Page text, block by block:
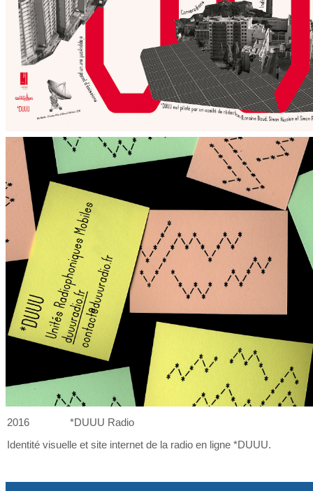
2016
*DUUU Radio
Identité visuelle et site internet de la radio en ligne *DUUU.